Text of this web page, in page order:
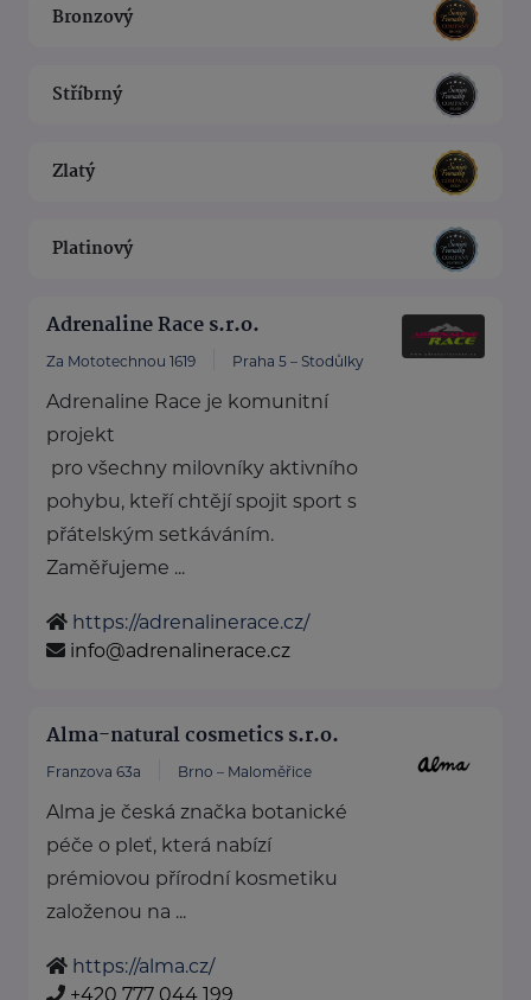
Bronzový
Stříbrný
Zlatý
Platinový
Adrenaline Race s.r.o.
Za Mototechnou 1619 Praha 5 – Stodůlky
Adrenaline Race je komunitní
projekt
pro všechny milovníky aktivního
pohybu, kteří chtějí spojit sport s
přátelským setkáváním.
Zaměřujeme ...
https://adrenalinerace.cz/
info@adrenalinerace.cz
Alma-natural cosmetics s.r.o.
Franzova 63a Brno – Maloměřice
Alma je česká značka botanické
péče o pleť, která nabízí
prémiovou přírodní kosmetiku
založenou na ...
https://alma.cz/
+420 777 044 199